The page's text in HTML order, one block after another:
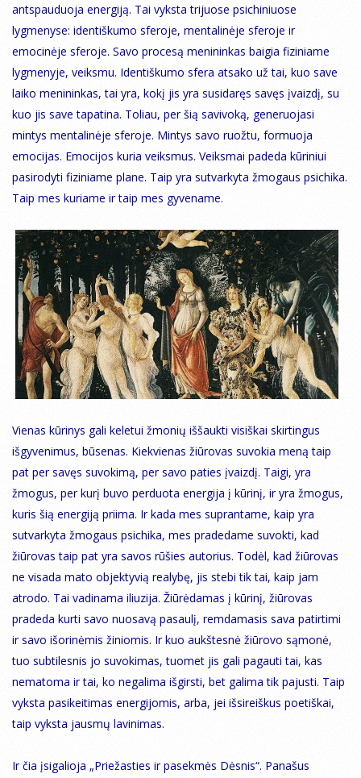
antspauduoja energiją. Tai vyksta trijuose psichiniuose
lygmenyse: identiškumo sferoje, mentalinėje sferoje ir
emocinėje sferoje. Savo procesą menininkas baigia fiziniame
lygmenyje, veiksmu. Identiškumo sfera atsako už tai, kuo save
laiko menininkas, tai yra, kokį jis yra susidaręs savęs įvaizdį, su
kuo jis save tapatina. Toliau, per šią savivoką, generuojasi
mintys mentalinėje sferoje. Mintys savo ruožtu, formuoja
emocijas. Emocijos kuria veiksmus. Veiksmai padeda kūriniui
pasirodyti fiziniame plane. Taip yra sutvarkyta žmogaus psichika.
Taip mes kuriame ir taip mes gyvename.
Vienas kūrinys gali keletui žmonių iššaukti visiškai skirtingus
išgyvenimus, būsenas. Kiekvienas žiūrovas suvokia meną taip
pat per savęs suvokimą, per savo paties įvaizdį. Taigi, yra
žmogus, per kurį buvo perduota energija į kūrinį, ir yra žmogus,
kuris šią energiją priima. Ir kada mes suprantame, kaip yra
sutvarkyta žmogaus psichika, mes pradedame suvokti, kad
žiūrovas taip pat yra savos rūšies autorius. Todėl, kad žiūrovas
ne visada mato objektyvią realybę, jis stebi tik tai, kaip jam
atrodo. Tai vadinama iliuzija. Žiūrėdamas į kūrinį, žiūrovas
pradeda kurti savo nuosavą pasaulį, remdamasis sava patirtimi
ir savo išorinėmis žiniomis. Ir kuo aukštesnė žiūrovo sąmonė,
tuo subtilesnis jo suvokimas, tuomet jis gali pagauti tai, kas
nematoma ir tai, ko negalima išgirsti, bet galima tik pajusti. Taip
vyksta pasikeitimas energijomis, arba, jei išsireiškus poetiškai,
taip vyksta jausmų lavinimas.
Ir čia įsigalioja „Priežasties ir pasekmės Dėsnis“. Panašus